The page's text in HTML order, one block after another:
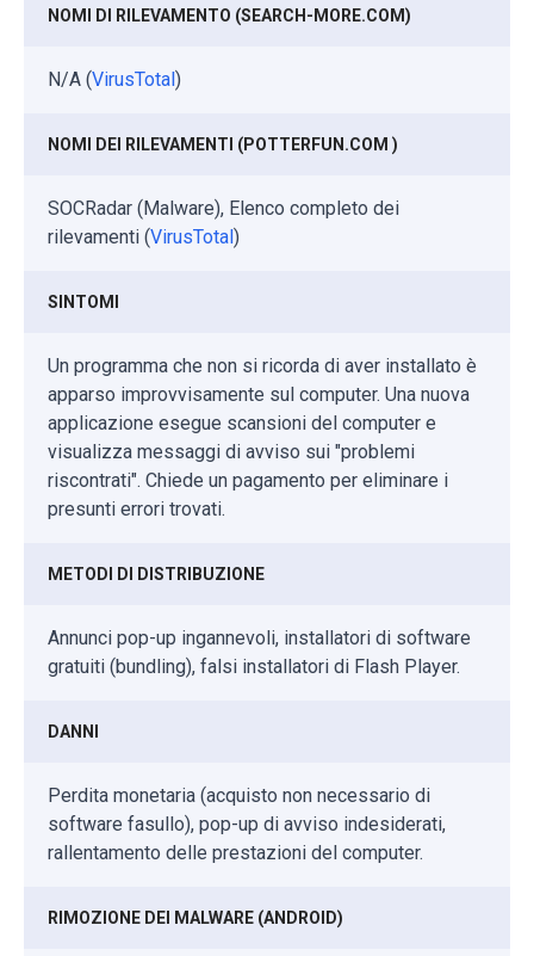
NOMI DI RILEVAMENTO (SEARCH-MORE.COM)
N/A (VirusTotal)
NOMI DEI RILEVAMENTI (POTTERFUN.COM )
SOCRadar (Malware), Elenco completo dei
rilevamenti (VirusTotal)
SINTOMI
Un programma che non si ricorda di aver installato è
apparso improvvisamente sul computer. Una nuova
applicazione esegue scansioni del computer e
visualizza messaggi di avviso sui "problemi
riscontrati". Chiede un pagamento per eliminare i
presunti errori trovati.
METODI DI DISTRIBUZIONE
Annunci pop-up ingannevoli, installatori di software
gratuiti (bundling), falsi installatori di Flash Player.
DANNI
Perdita monetaria (acquisto non necessario di
software fasullo), pop-up di avviso indesiderati,
rallentamento delle prestazioni del computer.
RIMOZIONE DEI MALWARE (ANDROID)